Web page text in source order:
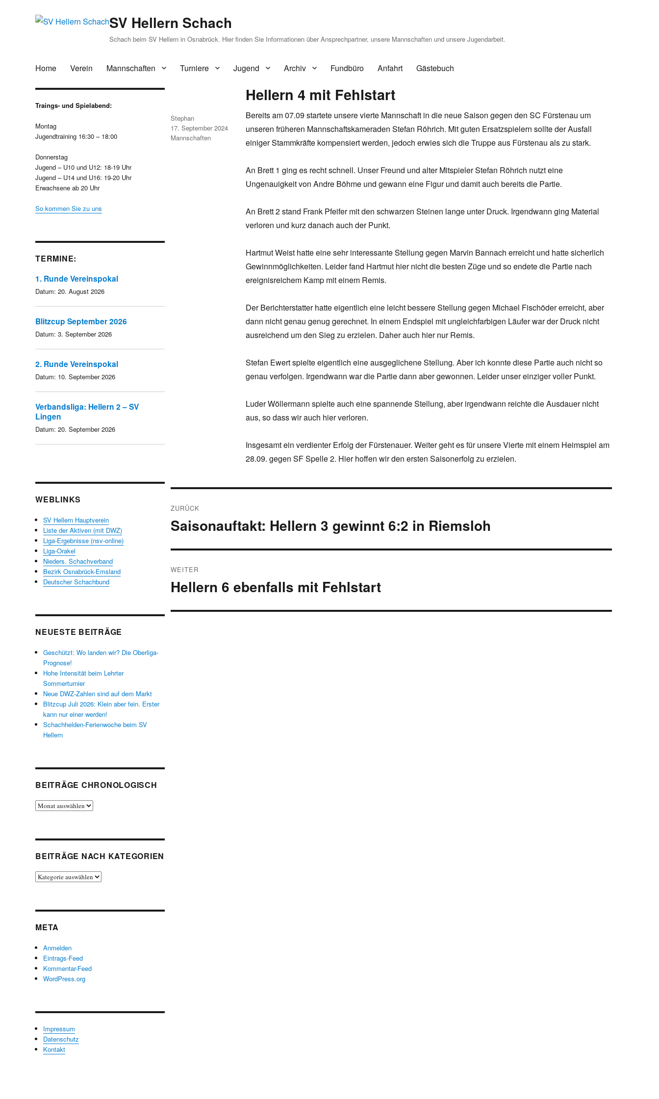
SV Hellern Schach
Schach beim SV Hellern in Osnabrück. Hier finden Sie Informationen über Ansprechpartner, unsere Mannschaften und unsere Jugendarbeit.
Home Verein Mannschaften Turniere Jugend Archiv Fundbüro Anfahrt Gästebuch
Hellern 4 mit Fehlstart
Bereits am 07.09 startete unsere vierte Mannschaft in die neue Saison gegen den SC Fürstenau um
unseren früheren Mannschaftskameraden Stefan Röhrich. Mit guten Ersatzspielern sollte der Ausfall
einiger Stammkräfte kompensiert werden, jedoch erwies sich die Truppe aus Fürstenau als zu stark.
An Brett 1 ging es recht schnell. Unser Freund und alter Mitspieler Stefan Röhrich nutzt eine
Ungenauigkeit von Andre Böhme und gewann eine Figur und damit auch bereits die Partie.
An Brett 2 stand Frank Pfeifer mit den schwarzen Steinen lange unter Druck. Irgendwann ging Material
verloren und kurz danach auch der Punkt.
Hartmut Weist hatte eine sehr interessante Stellung gegen Marvin Bannach erreicht und hatte sicherlich
Gewinnmöglichkeiten. Leider fand Hartmut hier nicht die besten Züge und so endete die Partie nach
ereignisreichem Kamp mit einem Remis.
Der Berichterstatter hatte eigentlich eine leicht bessere Stellung gegen Michael Fischöder erreicht, aber
dann nicht genau genug gerechnet. In einem Endspiel mit ungleichfarbigen Läufer war der Druck nicht
ausreichend um den Sieg zu erzielen. Daher auch hier nur Remis.
Stefan Ewert spielte eigentlich eine ausgeglichene Stellung. Aber ich konnte diese Partie auch nicht so
genau verfolgen. Irgendwann war die Partie dann aber gewonnen. Leider unser einziger voller Punkt.
Luder Wöllermann spielte auch eine spannende Stellung, aber irgendwann reichte die Ausdauer nicht
aus, so dass wir auch hier verloren.
Insgesamt ein verdienter Erfolg der Fürstenauer. Weiter geht es für unsere Vierte mit einem Heimspiel am
28.09. gegen SF Spelle 2. Hier hoffen wir den ersten Saisonerfolg zu erzielen.
Autor
Stephan
Veröffentlicht
am
17. September 2024
Kategorien
Mannschaften
ZURÜCK
Vorheriger
Saisonauftakt: Hellern 3 gewinnt 6:2 in Riemsloh
WEITER
Nächster
Hellern 6 ebenfalls mit Fehlstart
Traings- und Spielabend:
Montag
Jugendtraining 16:30 – 18:00
Donnerstag
Jugend – U10 und U12: 18-19 Uhr
Jugend – U14 und U16: 19-20 Uhr
Erwachsene ab 20 Uhr
So kommen Sie zu uns
TERMINE:
1. Runde Vereinspokal
Datum: 20. August 2026
Blitzcup September 2026
Datum: 3. September 2026
2. Runde Vereinspokal
Datum: 10. September 2026
Verbandsliga: Hellern 2 – SV
Lingen
Datum: 20. September 2026
WEBLINKS
SV Hellern Hauptverein
Liste der Aktiven (mit DWZ)
Liga-Ergebnisse (nsv-online)
Liga-Orakel
Nieders. Schachverband
Bezirk Osnabrück-Emsland
Deutscher Schachbund
NEUESTE BEITRÄGE
Geschützt: Wo landen wir? Die Oberliga-
Prognose!
Hohe Intensität beim Lehrter
Sommerturnier
Neue DWZ-Zahlen sind auf dem Markt
Blitzcup Juli 2026: Klein aber fein. Erster
kann nur einer werden!
Schachhelden-Ferienwoche beim SV
Hellern
BEITRÄGE CHRONOLOGISCH
Beiträge
BEITRÄGE NACH KATEGORIEN
Beiträge
META
Anmelden
Eintrags-Feed
Kommentar-Feed
WordPress.org
Impressum
Datenschutz
Kontakt